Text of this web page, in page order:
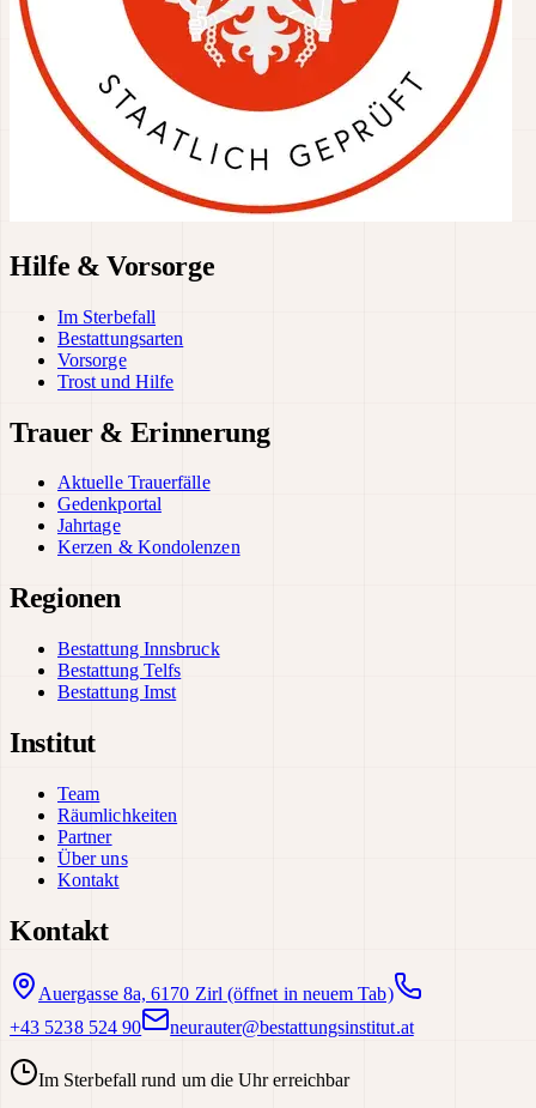
Hilfe & Vorsorge
Im Sterbefall
Bestattungsarten
Vorsorge
Trost und Hilfe
Trauer & Erinnerung
Aktuelle Trauerfälle
Gedenkportal
Jahrtage
Kerzen & Kondolenzen
Regionen
Bestattung Innsbruck
Bestattung Telfs
Bestattung Imst
Institut
Team
Räumlichkeiten
Partner
Über uns
Kontakt
Kontakt
Auergasse 8a, 6170 Zirl (öffnet in neuem Tab)
+43 5238 524 90
neurauter@bestattungsinstitut.at
Im Sterbefall rund um die Uhr erreichbar